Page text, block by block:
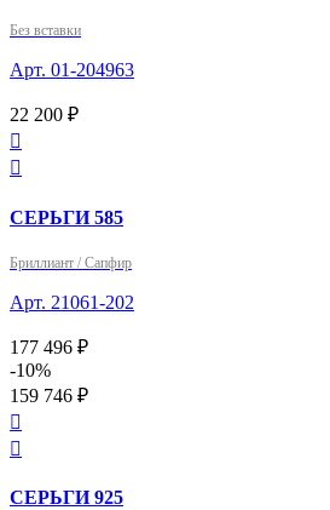
Без вставки
Арт. 01-204963
22 200 ₽


СЕРЬГИ 585
Бриллиант / Сапфир
Арт. 21061-202
177 496 ₽
-10%
159 746 ₽


СЕРЬГИ 925